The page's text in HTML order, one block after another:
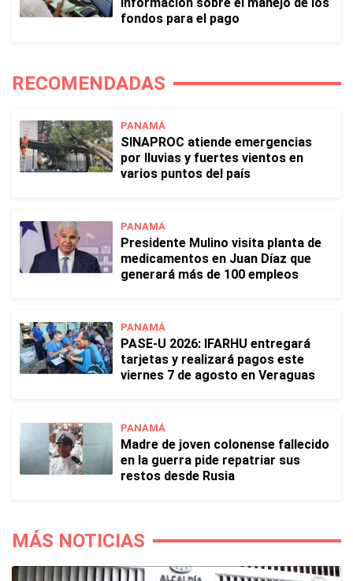
fondos para el pago
RECOMENDADAS
PANAMÁ
SINAPROC atiende emergencias
por lluvias y fuertes vientos en
varios puntos del país
PANAMÁ
Presidente Mulino visita planta de
medicamentos en Juan Díaz que
generará más de 100 empleos
PANAMÁ
PASE-U 2026: IFARHU entregará
tarjetas y realizará pagos este
viernes 7 de agosto en Veraguas
PANAMÁ
Madre de joven colonense fallecido
en la guerra pide repatriar sus
restos desde Rusia
MÁS NOTICIAS